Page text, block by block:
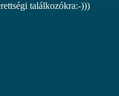
találkozókra:-)))